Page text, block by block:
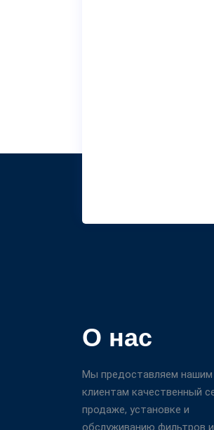
О нас
Мы предоставляем нашим
клиентам качественный
продаже, установке и
обслуживанию фильтров